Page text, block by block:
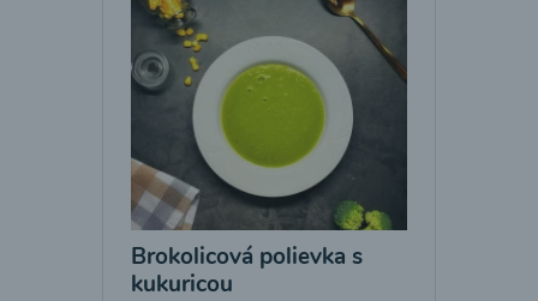
Brokolicová polievka s
kukuricou